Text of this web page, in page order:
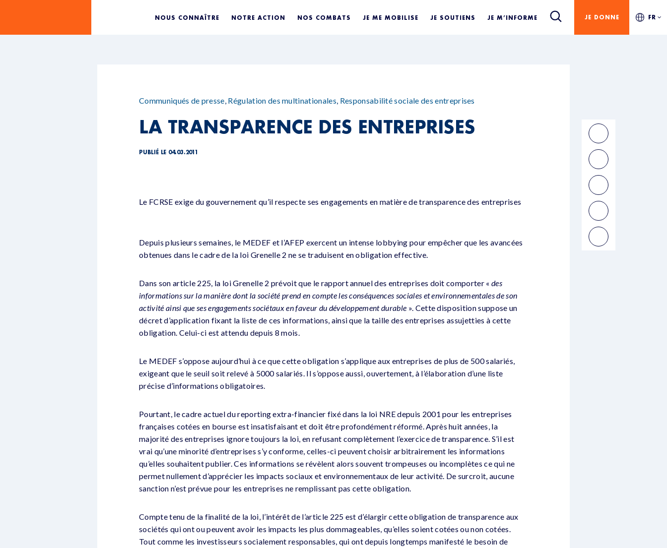
NOUS CONNAÎTRE NOTRE ACTION NOS COMBATS JE ME MOBILISE JE SOUTIENS JE M’INFORME JE DONNE FR
Communiqués de presse, Régulation des multinationales, Responsabilité sociale des entreprises
LA TRANSPARENCE DES ENTREPRISES
PUBLIÉ LE 04.03.2011
Le FCRSE exige du gouvernement qu’il respecte ses engagements en matière de transparence des entreprises
Depuis plusieurs semaines, le MEDEF et l’AFEP exercent un intense lobbying pour empêcher que les avancées
obtenues dans le cadre de la loi Grenelle 2 ne se traduisent en obligation effective.
Dans son article 225, la loi Grenelle 2 prévoit que le rapport annuel des entreprises doit comporter « des
informations sur la manière dont la société prend en compte les conséquences sociales et environnementales de son
activité ainsi que ses engagements sociétaux en faveur du développement durable ». Cette disposition suppose un
décret d’application fixant la liste de ces informations, ainsi que la taille des entreprises assujetties à cette
obligation. Celui-ci est attendu depuis 8 mois.
Le MEDEF s’oppose aujourd’hui à ce que cette obligation s’applique aux entreprises de plus de 500 salariés,
exigeant que le seuil soit relevé à 5000 salariés. Il s’oppose aussi, ouvertement, à l’élaboration d’une liste
précise d’informations obligatoires.
Pourtant, le cadre actuel du reporting extra-financier fixé dans la loi NRE depuis 2001 pour les entreprises
françaises cotées en bourse est insatisfaisant et doit être profondément réformé. Après huit années, la
majorité des entreprises ignore toujours la loi, en refusant complètement l’exercice de transparence. S’il est
vrai qu’une minorité d’entreprises s’y conforme, celles-ci peuvent choisir arbitrairement les informations
qu’elles souhaitent publier. Ces informations se révèlent alors souvent trompeuses ou incomplètes ce qui ne
permet nullement d’apprécier les impacts sociaux et environnementaux de leur activité. De surcroit, aucune
sanction n’est prévue pour les entreprises ne remplissant pas cette obligation.
Compte tenu de la finalité de la loi, l’intérêt de l’article 225 est d’élargir cette obligation de transparence aux
sociétés qui ont ou peuvent avoir les impacts les plus dommageables, qu’elles soient cotées ou non cotées.
Tout comme les investisseurs socialement responsables, qui ont depuis longtemps manifesté le besoin de